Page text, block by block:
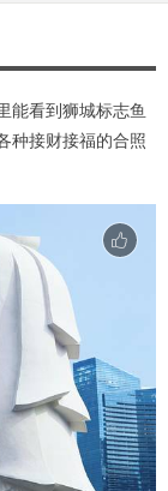
能看到狮城标志鱼
种接财接福的合照